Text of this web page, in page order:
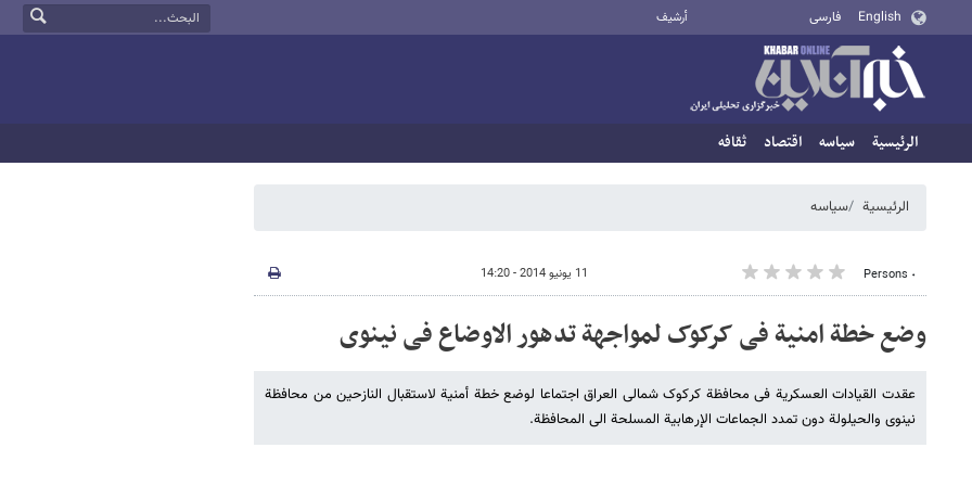
English فارسی أرشيف
الرئيسية سیاسه اقتصاد ثقافه
الرئيسية سیاسه
٠ Persons 11 يونيو 2014 - 14:20
وضع خطة امنیة فی کرکوک لمواجهة تدهور الاوضاع فی نینوى
عقدت القیادات العسکریة فی محافظة کرکوک شمالی العراق اجتماعا لوضع خطة أمنیة لاستقبال النازحین من محافظة
نینوى والحیلولة دون تمدد الجماعات الإرهابیة المسلحة الى المحافظة.